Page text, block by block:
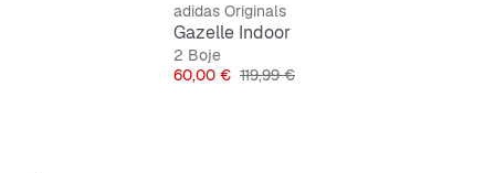
Svestrane za razne prilike
adidas Originals
Gazelle Indoor
2 Boje
Cijena
60,00 € Originalna cijena
119,99 €